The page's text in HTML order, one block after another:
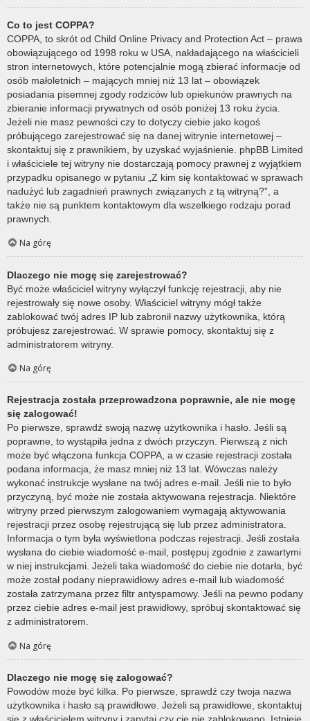
Co to jest COPPA?
COPPA, to skrót od Child Online Privacy and Protection Act – prawa
obowiązującego od 1998 roku w USA, nakładającego na właścicieli
stron internetowych, które potencjalnie mogą zbierać informacje od
osób małoletnich – mających mniej niż 13 lat – obowiązek
posiadania pisemnej zgody rodziców lub opiekunów prawnych na
zbieranie informacji prywatnych od osób poniżej 13 roku życia.
Jeżeli nie masz pewności czy to dotyczy ciebie jako kogoś
próbującego zarejestrować się na danej witrynie internetowej –
skontaktuj się z prawnikiem, by uzyskać wyjaśnienie. phpBB Limited
i właściciele tej witryny nie dostarczają pomocy prawnej z wyjątkiem
przypadku opisanego w pytaniu „Z kim się kontaktować w sprawach
nadużyć lub zagadnień prawnych związanych z tą witryną?”, a
także nie są punktem kontaktowym dla wszelkiego rodzaju porad
prawnych.
Na górę
Dlaczego nie mogę się zarejestrować?
Być może właściciel witryny wyłączył funkcję rejestracji, aby nie
rejestrowały się nowe osoby. Właściciel witryny mógł także
zablokować twój adres IP lub zabronił nazwy użytkownika, którą
próbujesz zarejestrować. W sprawie pomocy, skontaktuj się z
administratorem witryny.
Na górę
Rejestracja została przeprowadzona poprawnie, ale nie mogę
się zalogować!
Po pierwsze, sprawdź swoją nazwę użytkownika i hasło. Jeśli są
poprawne, to wystąpiła jedna z dwóch przyczyn. Pierwszą z nich
może być włączona funkcja COPPA, a w czasie rejestracji została
podana informacja, że masz mniej niż 13 lat. Wówczas należy
wykonać instrukcje wysłane na twój adres e-mail. Jeśli nie to było
przyczyną, być może nie została aktywowana rejestracja. Niektóre
witryny przed pierwszym zalogowaniem wymagają aktywowania
rejestracji przez osobę rejestrującą się lub przez administratora.
Informacja o tym była wyświetlona podczas rejestracji. Jeśli została
wysłana do ciebie wiadomość e-mail, postępuj zgodnie z zawartymi
w niej instrukcjami. Jeżeli taka wiadomość do ciebie nie dotarła, być
może został podany nieprawidłowy adres e-mail lub wiadomość
została zatrzymana przez filtr antyspamowy. Jeśli na pewno podany
przez ciebie adres e-mail jest prawidłowy, spróbuj skontaktować się
z administratorem.
Na górę
Dlaczego nie mogę się zalogować?
Powodów może być kilka. Po pierwsze, sprawdź czy twoja nazwa
użytkownika i hasło są prawidłowe. Jeżeli są prawidłowe, skontaktuj